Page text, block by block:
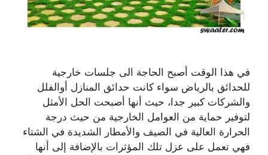
في هذا الوقت أصبح الحاجة الى جلسات خارجية
للحدائق بالرياض سواء كانت حدائق المنازل أوالفلل
والشركات كبير جدا، حيث أنها أصبحت الحل الأمثل
لتوفير حماية من العوامل الخارجية من حيث درجة
الحرارة العالية في الصيف والأمطار الشديدة في الشتاء
فهي تعمل على عزل تلك المؤثرات بالإضافة إلى أنها